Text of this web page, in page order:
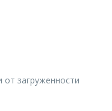
загруженности